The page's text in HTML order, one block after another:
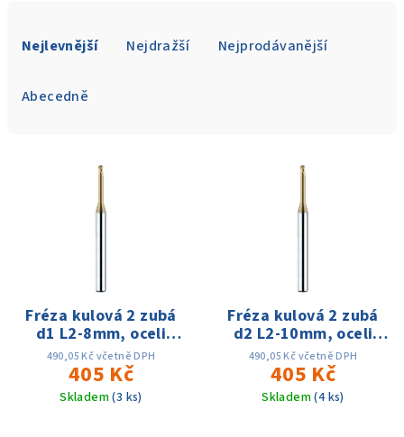
Nejlevnější Nejdražší Nejprodávanější
Abecedně
Fréza kulová 2 zubá
d1 L2-8mm, oceli
60HRC
490,05 Kč včetně DPH
405 Kč
Skladem(3 ks)
Fréza kulová 2 zubá
d2 L2-10mm, oceli
60HRC
490,05 Kč včetně DPH
405 Kč
Skladem(4 ks)